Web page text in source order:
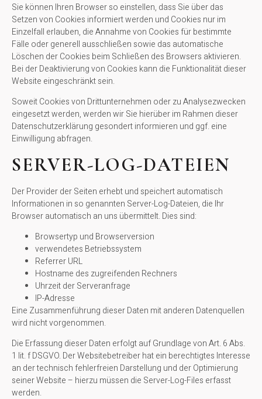
Sie können Ihren Browser so einstellen, dass Sie über das
Setzen von Cookies informiert werden und Cookies nur im
Einzelfall erlauben, die Annahme von Cookies für bestimmte
Fälle oder generell ausschließen sowie das automatische
Löschen der Cookies beim Schließen des Browsers aktivieren.
Bei der Deaktivierung von Cookies kann die Funktionalität dieser
Website eingeschränkt sein.
Soweit Cookies von Drittunternehmen oder zu Analysezwecken
eingesetzt werden, werden wir Sie hierüber im Rahmen dieser
Datenschutzerklärung gesondert informieren und ggf. eine
Einwilligung abfragen.
SERVER-LOG-DATEIEN
Der Provider der Seiten erhebt und speichert automatisch
Informationen in so genannten Server-Log-Dateien, die Ihr
Browser automatisch an uns übermittelt. Dies sind:
Browsertyp und Browserversion
verwendetes Betriebssystem
Referrer URL
Hostname des zugreifenden Rechners
Uhrzeit der Serveranfrage
IP-Adresse
Eine Zusammenführung dieser Daten mit anderen Datenquellen
wird nicht vorgenommen.
Die Erfassung dieser Daten erfolgt auf Grundlage von Art. 6 Abs.
1 lit. f DSGVO. Der Websitebetreiber hat ein berechtigtes Interesse
an der technisch fehlerfreien Darstellung und der Optimierung
seiner Website – hierzu müssen die Server-Log-Files erfasst
werden.